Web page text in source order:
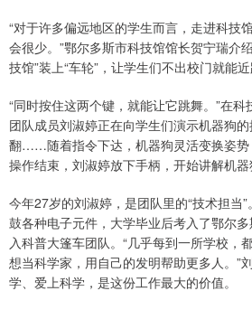
“对于许多偏远地区的学生而言，走进科技
会很少。”鄂尔多斯市科技馆馆长贺宁瑞介
技馆”装上“车轮”，让学生们不出校门就能
“同时按住这两个键，就能让它跳舞。”在
团队成员刘淑婷正在向学生们演示机器狗
翻……随着指令下达，机器狗灵活变换姿势
操作结束，刘淑婷放下手柄，开始讲解机器
今年27岁的刘淑婷，是团队里的“技术担当
鼓各种电子元件，大学毕业后考入了鄂尔
入科普大篷车团队。“几乎每到一所学校，
想当科学家，用自己的发明帮助更多人。”
学、爱上科学，是这份工作最大的价值。